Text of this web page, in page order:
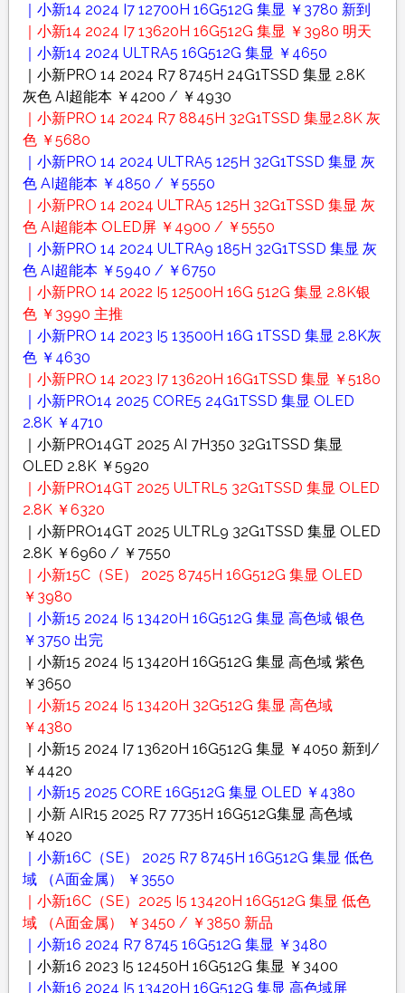
｜小新14 2024 I7 12700H 16G512G 集显 ￥3780 新到
｜小新14 2024 I7 13620H 16G512G 集显 ￥3980 明天
｜小新14 2024 ULTRA5 16G512G 集显 ￥4650
｜小新PRO 14 2024 R7 8745H 24G1TSSD 集显 2.8K
灰色 AI超能本 ￥4200 / ￥4930
｜小新PRO 14 2024 R7 8845H 32G1TSSD 集显2.8K 灰
色 ￥5680
｜小新PRO 14 2024 ULTRA5 125H 32G1TSSD 集显 灰
色 AI超能本 ￥4850 / ￥5550
｜小新PRO 14 2024 ULTRA5 125H 32G1TSSD 集显 灰
色 AI超能本 OLED屏 ￥4900 / ￥5550
｜小新PRO 14 2024 ULTRA9 185H 32G1TSSD 集显 灰
色 AI超能本 ￥5940 / ￥6750
｜小新PRO 14 2022 I5 12500H 16G 512G 集显 2.8K银
色 ￥3990 主推
｜小新PRO 14 2023 I5 13500H 16G 1TSSD 集显 2.8K灰
色 ￥4630
｜小新PRO 14 2023 I7 13620H 16G1TSSD 集显 ￥5180
｜小新PRO14 2025 CORE5 24G1TSSD 集显 OLED
2.8K ￥4710
｜小新PRO14GT 2025 AI 7H350 32G1TSSD 集显
OLED 2.8K ￥5920
｜小新PRO14GT 2025 ULTRL5 32G1TSSD 集显 OLED
2.8K ￥6320
｜小新PRO14GT 2025 ULTRL9 32G1TSSD 集显 OLED
2.8K ￥6960 / ￥7550
｜小新15C（SE） 2025 8745H 16G512G 集显 OLED
￥3980
｜小新15 2024 I5 13420H 16G512G 集显 高色域 银色
￥3750 出完
｜小新15 2024 I5 13420H 16G512G 集显 高色域 紫色
￥3650
｜小新15 2024 I5 13420H 32G512G 集显 高色域
￥4380
｜小新15 2024 I7 13620H 16G512G 集显 ￥4050 新到/
￥4420
｜小新15 2025 CORE 16G512G 集显 OLED ￥4380
｜小新 AIR15 2025 R7 7735H 16G512G集显 高色域
￥4020
｜小新16C（SE） 2025 R7 8745H 16G512G 集显 低色
域 （A面金属） ￥3550
｜小新16C（SE）2025 I5 13420H 16G512G 集显 低色
域 （A面金属） ￥3450 / ￥3850 新品
｜小新16 2024 R7 8745 16G512G 集显 ￥3480
｜小新16 2023 I5 12450H 16G512G 集显 ￥3400
｜小新16 2024 I5 13420H 16G512G 集显 高色域屏